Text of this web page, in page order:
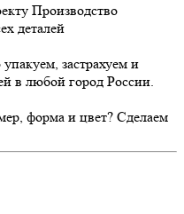
Производство
деталей
застрахуем и
в любой город России.
форма и цвет? Сделаем